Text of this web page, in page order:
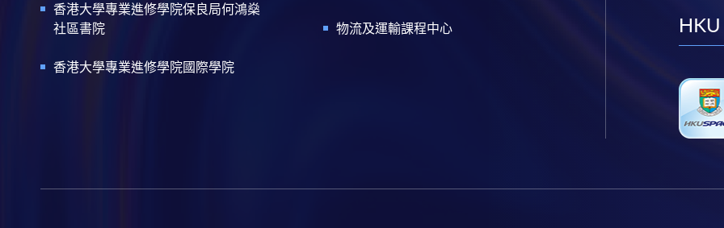
香港大學專業進修學院保良局何鴻燊
社區書院
香港大學專業進修學院國際學院
物流及運輸課程中心 HKU